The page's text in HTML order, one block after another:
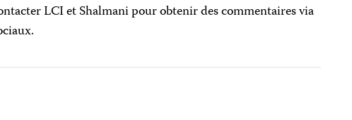
LCI et Shalmani pour obtenir des commentaires via